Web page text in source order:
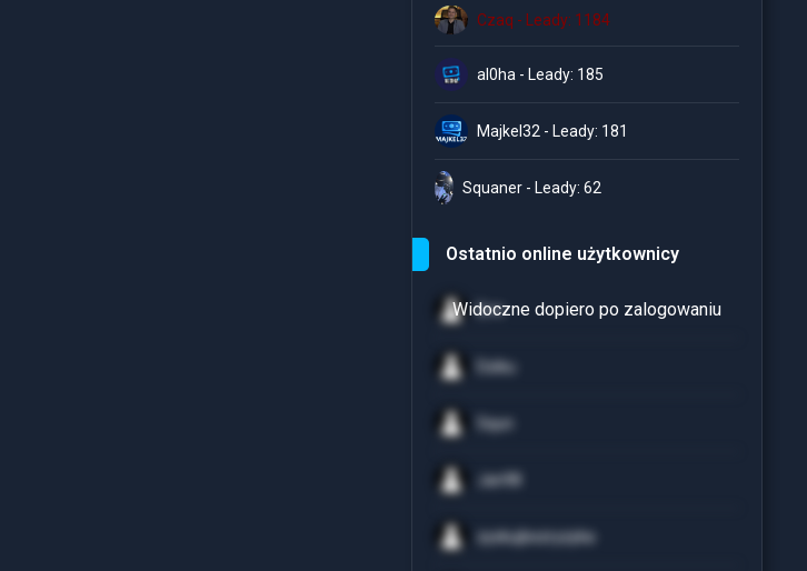
Czaq - Leady: 1184
al0ha - Leady: 185
Majkel32 - Leady: 181
Squaner - Leady: 62
Ostatnio online użytkownicy
Erni
Dziku
Squn
Jan98
zyskujbezryzyka